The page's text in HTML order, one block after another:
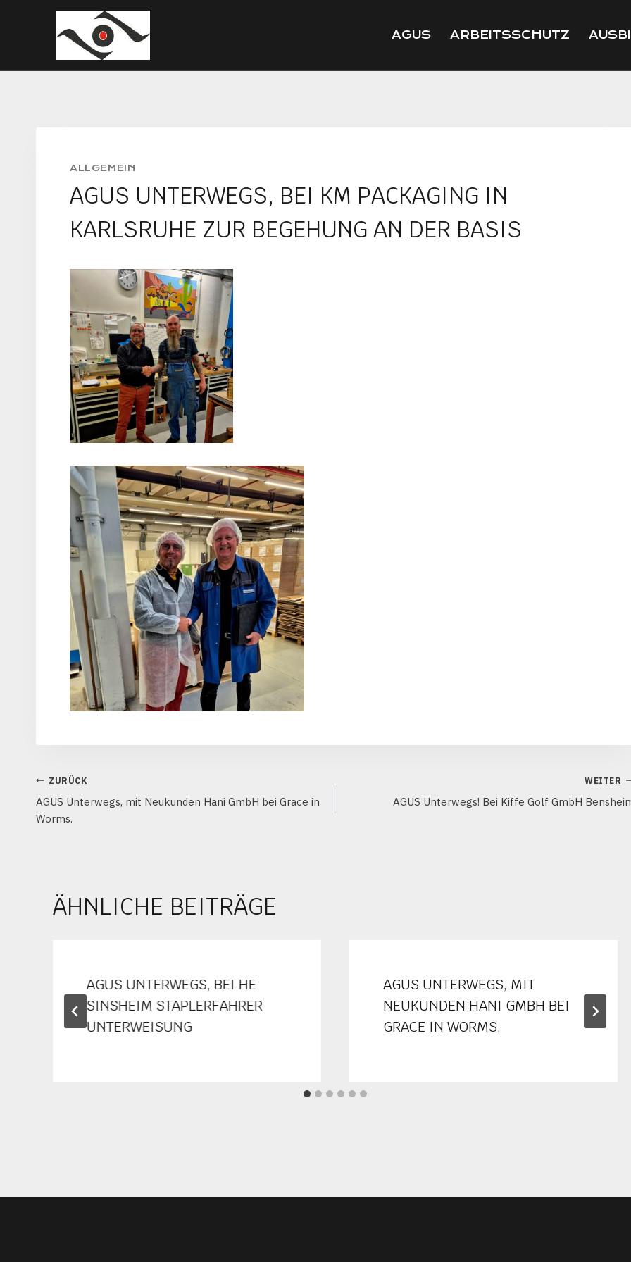
AGUS ARBEITSSCHUTZ
ALLGEMEIN
AGUS UNTERWEGS, BEI KM PACKAGING IN
KARLSRUHE ZUR BEGEHUNG AN DER BASIS
BEITRAGSNAVIGATION
ZURÜCK
AGUS Unterwegs, mit Neukunden Hani GmbH bei Grace in
Worms.
WEITER
AGUS Unterwegs! Bei Kiffe Golf GmbH
ÄHNLICHE BEITRÄGE
AGUS UNTERWEGS, BEI HE
SINSHEIM STAPLERFAHRER
UNTERWEISUNG
AGUS UNTERWEGS, MIT
NEUKUNDEN HANI GMBH BEI
GRACE IN WORMS.